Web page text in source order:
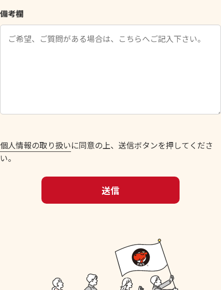
空
の
だ
い
。
備考欄
個人情報の取り扱いに同意の上、送信ボタンを押してくださ
い。